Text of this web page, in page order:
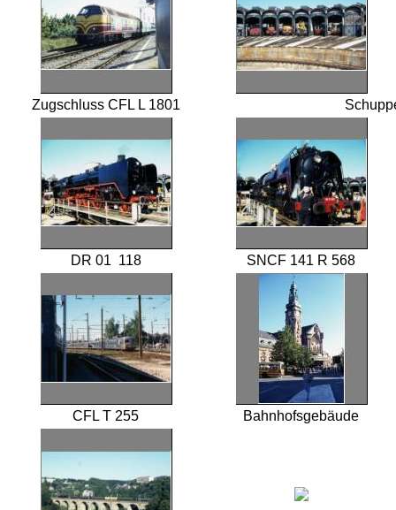
Zugschluss CFL L 1801
DR 01 118 SNCF 141 R 568
CFL T 255 Bahnhofsgebäude